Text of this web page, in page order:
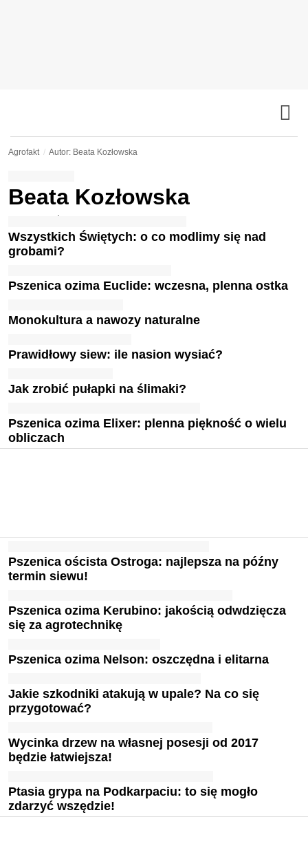
Agrofakt Autor: Beata Kozłowska
Beata Kozłowska
Wszystkich Świętych: o co modlimy się nad
grobami?
Pszenica ozima Euclide: wczesna, plenna ostka
Monokultura a nawozy naturalne
Prawidłowy siew: ile nasion wysiać?
Jak zrobić pułapki na ślimaki?
Pszenica ozima Elixer: plenna piękność o wielu
obliczach
Pszenica oścista Ostroga: najlepsza na późny
termin siewu!
Pszenica ozima Kerubino: jakością odwdzięcza
się za agrotechnikę
Pszenica ozima Nelson: oszczędna i elitarna
Jakie szkodniki atakują w upale? Na co się
przygotować?
Wycinka drzew na własnej posesji od 2017
będzie łatwiejsza!
Ptasia grypa na Podkarpaciu: to się mogło
zdarzyć wszędzie!